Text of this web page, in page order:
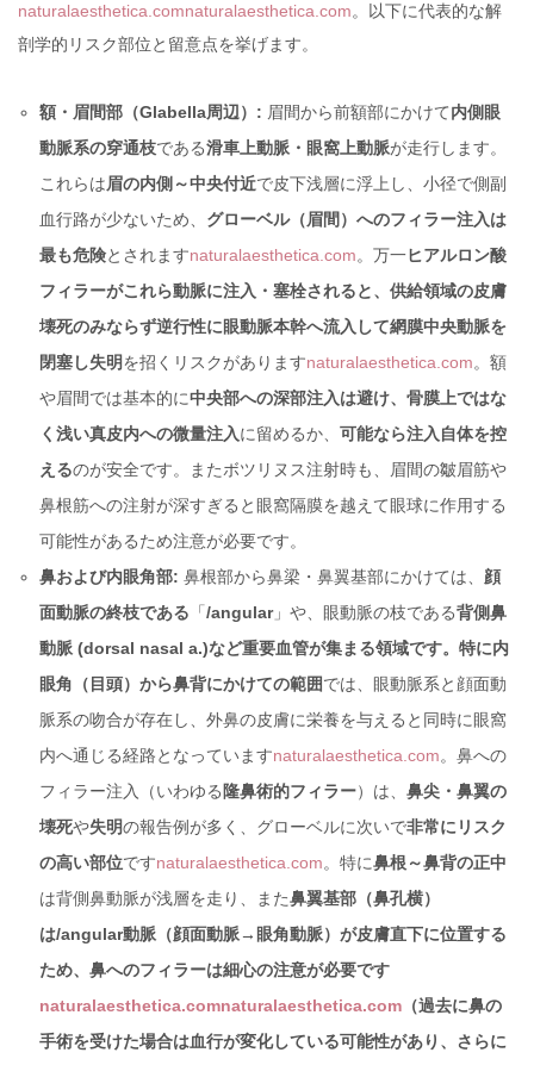
naturalaesthetica.comnaturalaesthetica.com。以下に代表的な解
剖学的リスク部位と留意点を挙げます。
額・眉間部（Glabella周辺）: 眉間から前額部にかけて内側眼
動脈系の穿通枝である滑車上動脈・眼窩上動脈が走行します。
これらは眉の内側～中央付近で皮下浅層に浮上し、小径で側副
血行路が少ないため、 グローベル（眉間）へのフィラー注入は
最も危険とされますnaturalaesthetica.com。万一ヒアルロン酸
フィラーがこれら動脈に注入・塞栓されると、供給領域の皮膚
壊死のみならず逆行性に眼動脈本幹へ流入して網膜中央動脈を
閉塞し失明を招くリスクがありますnaturalaesthetica.com。額
や眉間では基本的に中央部への深部注入は避け、骨膜上ではな
く浅い真皮内への微量注入に留めるか、可能なら注入自体を控
えるのが安全です。またボツリヌス注射時も、眉間の皺眉筋や
鼻根筋への注射が深すぎると眼窩隔膜を越えて眼球に作用する
可能性があるため注意が必要です。
鼻および内眼角部: 鼻根部から鼻梁・鼻翼基部にかけては、 顔
面動脈の終枝である 「/angular」や、眼動脈の枝である背側鼻
動脈 (dorsal nasal a.)など重要血管が集まる領域です。特に内
眼角（目頭）から鼻背にかけての範囲では、眼動脈系と顔面動
脈系の吻合が存在し、外鼻の皮膚に栄養を与えると同時に眼窩
内へ通じる経路となっていますnaturalaesthetica.com。鼻への
フィラー注入（いわゆる 隆鼻術的フィラー）は、鼻尖・鼻翼の
壊死や失明の報告例が多く、グローベルに次いで非常にリスク
の高い部位ですnaturalaesthetica.com。特に鼻根～鼻背の正中
は背側鼻動脈が浅層を走り、また鼻翼基部（鼻孔横）
は/angular動脈（顔面動脈→眼角動脈）が皮膚直下に位置する
ため、鼻へのフィラーは細心の注意が必要です
naturalaesthetica.comnaturalaesthetica.com （過去に鼻の
手術を受けた場合は血行が変化している可能性があり、さらに